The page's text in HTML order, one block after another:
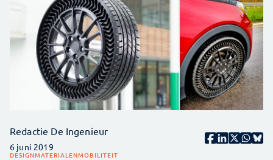
Redactie De Ingenieur
6 juni 2019
DESIGNMATERIALENMOBILITEIT